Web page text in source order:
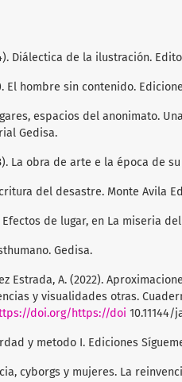
Diálectica de la ilustración.
El hombre sin contenido.
espacios del anonimato.
Gedisa.
La obra de arte e la época de
del desastre. Monte Avila
Efectos de lugar, en La miseria
Gedisa.
Estrada, A. (2022).
y visualidades otras.
doi.org/https://doi 10.11144/
y metodo I. Ediciones
cyborgs y mujeres. La